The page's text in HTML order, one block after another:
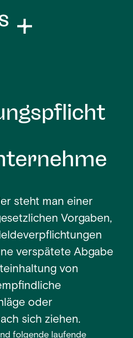
steht man einer
Vorgaben,
verspätete Abgabe
von
oder
sich ziehen.
folgende laufende